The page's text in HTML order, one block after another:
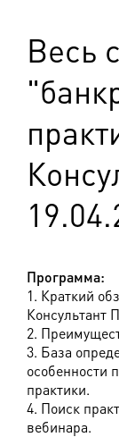
Весь
Программа:
1. Краткий
Консультант
2.
3. База
особенности
практики.
4. Поиск
вебинара.